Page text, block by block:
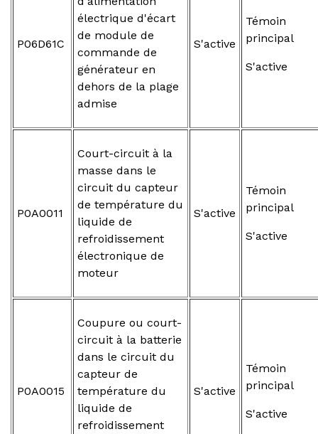
P06D61C
électrique d'écart
de module de
commande de
générateur en
dehors de la plage
admise
S'active
Témoin
principal
S'active
P0A0011
Court-circuit à la
masse dans le
circuit du capteur
de température du
liquide de
refroidissement
électronique de
moteur
S'active
Témoin
principal
S'active
P0A0015
Coupure ou court-
circuit à la batterie
dans le circuit du
capteur de
température du
liquide de
refroidissement
S'active
Témoin
principal
S'active